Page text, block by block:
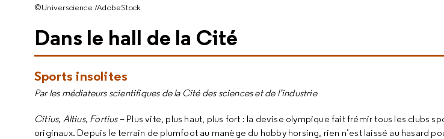
©Universcience /AdobeStock
Dans le hall de la Cité
Sports insolites
Par les médiateurs scientifiques de la Cité des sciences et de l’industrie
Citius, Altius, Fortius– Plus vite, plus haut, plus fort : la devise olympique fait frémir tous les clubs
originaux. Depuis le terrain de plumfoot au manège du hobby horsing, rien n’est laissé au hasard